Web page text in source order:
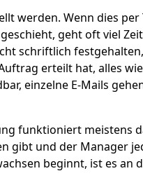
werden. Wenn dies
geht oft viel
schriftlich
erteilt hat, alles
einzelne E-Mails
funktioniert meistens
gibt und der Manager
beginnt, ist es an